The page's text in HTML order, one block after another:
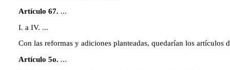
Artículo 67. ...
I. a IV. ...
Con las reformas y adiciones planteadas, quedarían los artículos
Artículo 5o. ...